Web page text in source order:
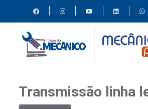
Transmissão linha